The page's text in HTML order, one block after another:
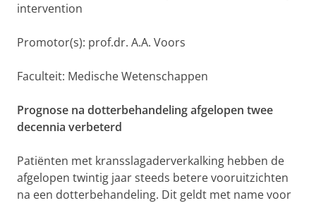
intervention
Promotor(s): prof.dr. A.A. Voors
Faculteit: Medische Wetenschappen
Prognose na dotterbehandeling afgelopen twee
decennia verbeterd
Patiënten met kransslagaderverkalking hebben de
afgelopen twintig jaar steeds betere vooruitzichten
na een dotterbehandeling. Dit geldt met name voor